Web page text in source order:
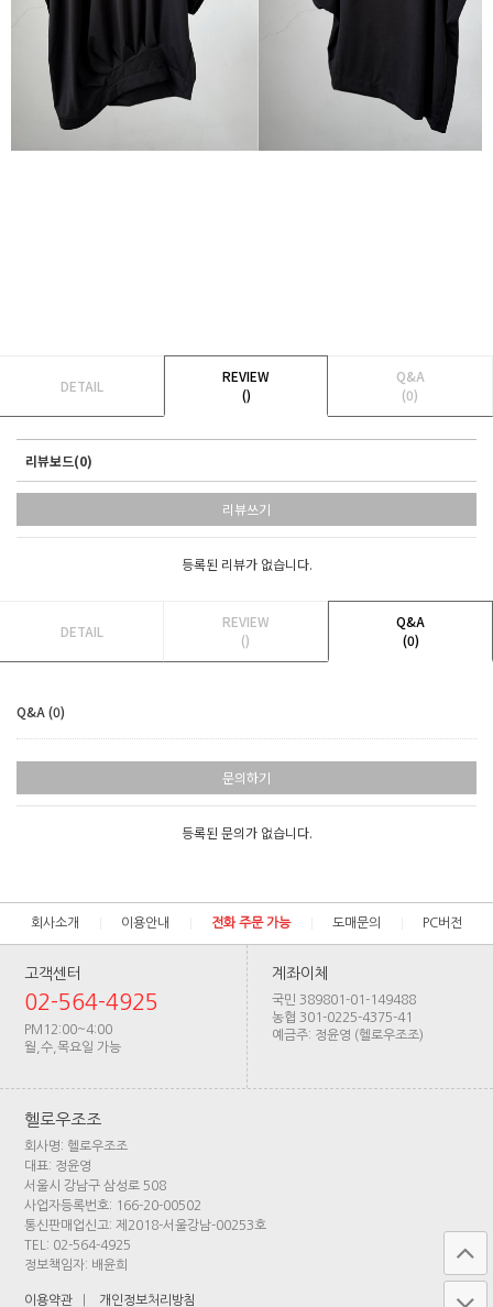
DETAIL
REVIEW
()
Q&A
(0)
리뷰보드(0)
리뷰쓰기
등록된 리뷰가 없습니다.
DETAIL
REVIEW
()
Q&A
(0)
Q&A (0)
문의하기
등록된 문의가 없습니다.
회사소개 이용안내 전화 주문 가능 도매문의 PC버전
고객센터
02-564-4925
PM12:00~4:00
월,수,목요일 가능
계좌이체
국민 389801-01-149488
농협 301-0225-4375-41
예금주: 정윤영 (헬로우조조)
헬로우조조
회사명: 헬로우조조
대표: 정윤영
서울시 강남구 삼성로 508
사업자등록번호: 166-20-00502
통신판매업신고: 제2018-서울강남-00253호
TEL: 02-564-4925
정보책임자: 배윤희
이용약관 개인정보처리방침